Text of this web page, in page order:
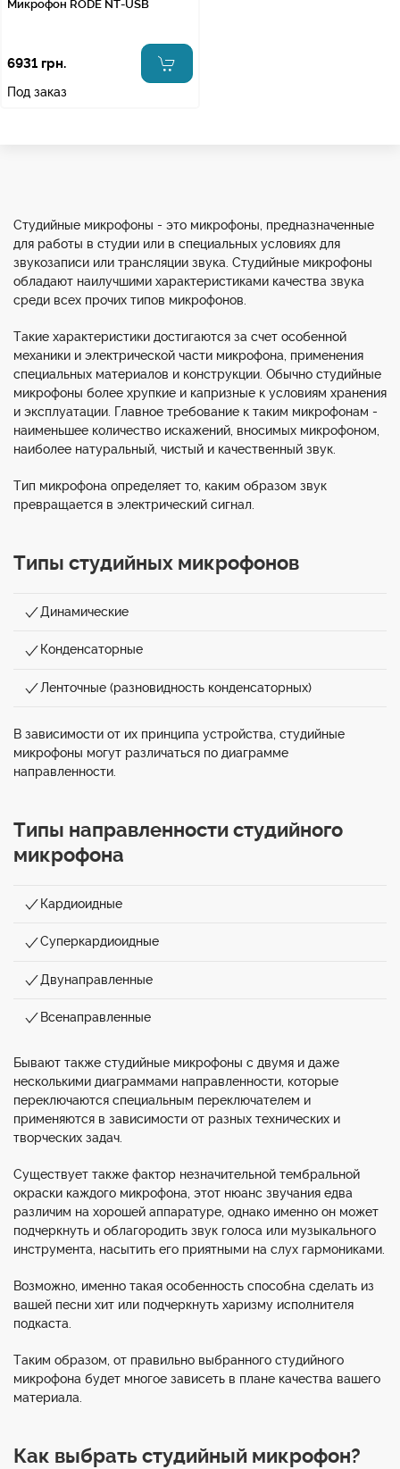
Микрофон RODE NT-USB
6931 грн.
Под заказ
Студийные микрофоны - это микрофоны, предназначенные
для работы в студии или в специальных условиях для
звукозаписи или трансляции звука. Студийные микрофоны
обладают наилучшими характеристиками качества звука
среди всех прочих типов микрофонов.
Такие характеристики достигаются за счет особенной
механики и электрической части микрофона, применения
специальных материалов и конструкции. Обычно студийные
микрофоны более хрупкие и капризные к условиям хранения
и эксплуатации. Главное требование к таким микрофонам -
наименьшее количество искажений, вносимых микрофоном,
наиболее натуральный, чистый и качественный звук.
Тип микрофона определяет то, каким образом звук
превращается в электрический сигнал.
Типы студийных микрофонов
Динамические
Конденсаторные
Ленточные (разновидность конденсаторных)
В зависимости от их принципа устройства, студийные
микрофоны могут различаться по диаграмме
направленности.
Типы направленности студийного
микрофона
Кардиоидные
Суперкардиоидные
Двунаправленные
Всенаправленные
Бывают также студийные микрофоны с двумя и даже
несколькими диаграммами направленности, которые
переключаются специальным переключателем и
применяются в зависимости от разных технических и
творческих задач.
Существует также фактор незначительной тембральной
окраски каждого микрофона, этот нюанс звучания едва
различим на хорошей аппаратуре, однако именно он может
подчеркнуть и облагородить звук голоса или музыкального
инструмента, насытить его приятными на слух гармониками.
Возможно, именно такая особенность способна сделать из
вашей песни хит или подчеркнуть харизму исполнителя
подкаста.
Таким образом, от правильно выбранного студийного
микрофона будет многое зависеть в плане качества вашего
материала.
Как выбрать студийный микрофон?